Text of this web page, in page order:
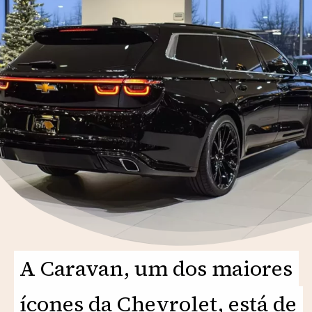
A Caravan, um dos maiores
ícones da Chevrolet, está de
A Caravan, um dos maiores
ícones da Chevrolet, está de